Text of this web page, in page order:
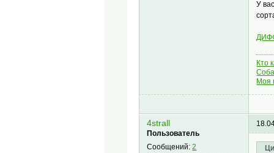
У
Кто
Моя
4strall
Пользователь
Сообщений:2